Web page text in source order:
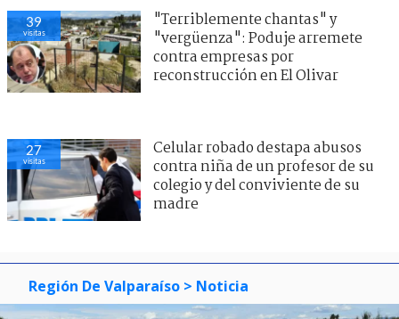
39
visitas
"Terriblemente chantas" y
"vergüenza": Poduje arremete
contra empresas por
reconstrucción en El Olivar
27
visitas
Celular robado destapa abusos
contra niña de un profesor de su
colegio y del conviviente de su
madre
Región De Valparaíso > Noticia